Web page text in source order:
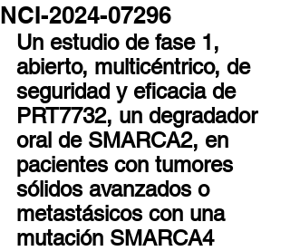
NCI-2024-07296
Un estudio de fase 1,
abierto, multicéntrico, de
seguridad y eficacia de
PRT7732, un degradador
oral de SMARCA2, en
pacientes con tumores
sólidos avanzados o
metastásicos con una
mutación SMARCA4